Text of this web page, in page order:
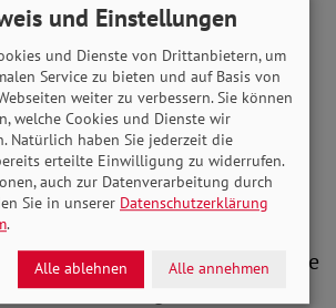
Sichtbarkeit für den
ist, dass Magenta TV, Buten
das Mittagsmagazin der ARD
durch eigene
zeigten. So wurde die
im Vergleich zu den
nochmal vergrößert und die
einem noch größeren
und Einstellungen
und Dienste von Drittanbietern, um
Service zu bieten und auf Basis von
weiter zu verbessern. Sie können
welche Cookies und Dienste wir
Natürlich haben Sie jederzeit die
erteilte Einwilligung zu widerrufen.
auch zur Datenverarbeitung durch
Sie in unserer Datenschutzerklärung
.
Alle ablehnen Alle annehmen